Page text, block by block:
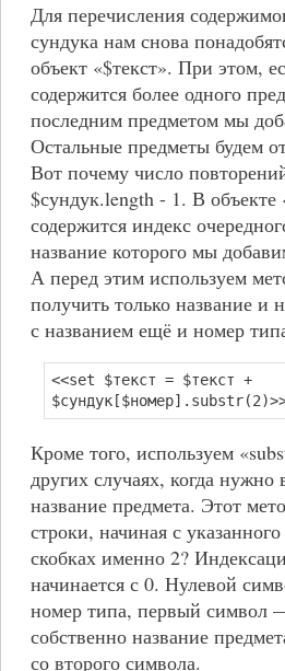
Для перечисления
сундука нам снова
объект «$текст». При этом,
содержится более одного
последним предметом мы
Остальные предметы будем
Вот почему число
$сундук.length - 1. В объекте
содержится индекс
название которого мы
А перед этим используем
получить только название и
с названием ещё и номер
<<set $текст = $текст +
Кроме того, используем
других случаях, когда нужно
название предмета. Этот
строки, начиная с
скобках именно 2?
начинается с 0. Нулевой
номер типа, первый символ
собственно название
со второго символа.